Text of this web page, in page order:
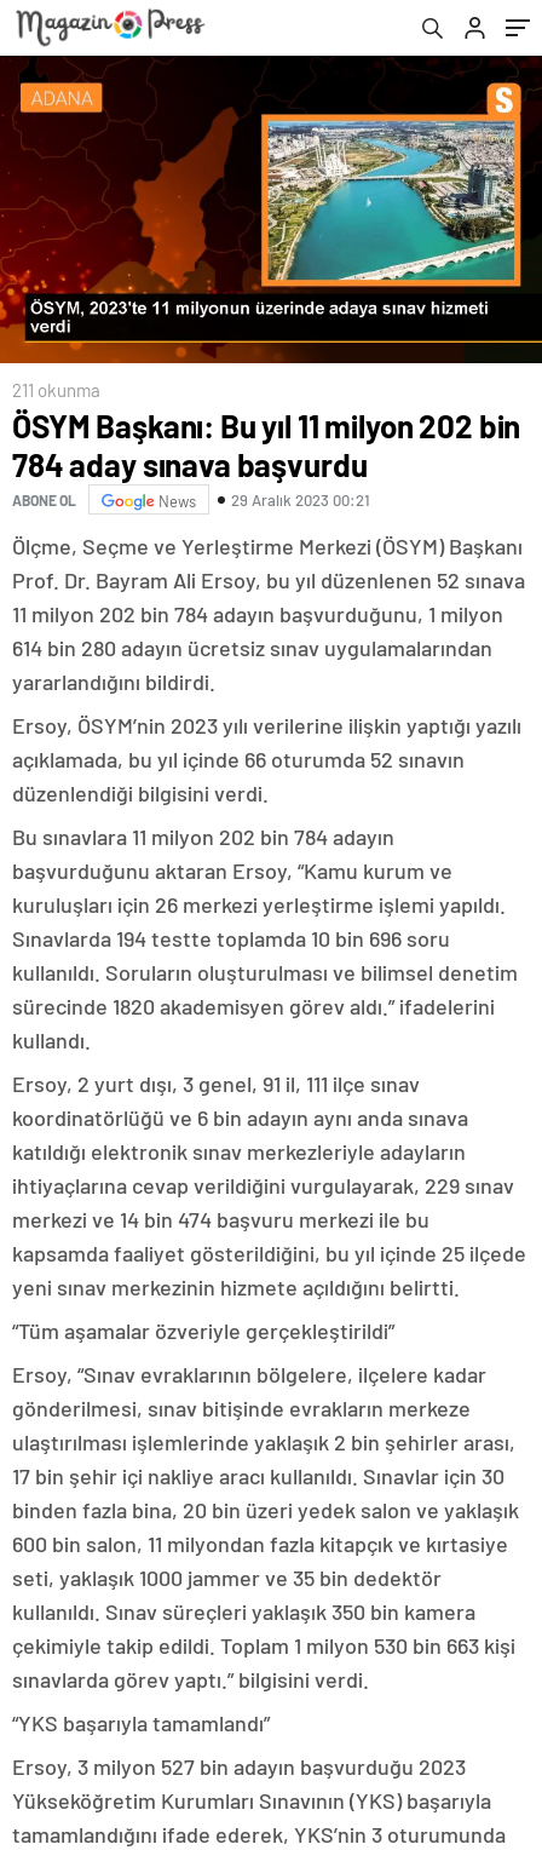
211 okunma
ÖSYM Başkanı: Bu yıl 11 milyon 202 bin
784 aday sınava başvurdu
ABONE OL News 29 Aralık 2023 00:21
Ölçme, Seçme ve Yerleştirme Merkezi (ÖSYM) Başkanı
Prof. Dr. Bayram Ali Ersoy, bu yıl düzenlenen 52 sınava
11 milyon 202 bin 784 adayın başvurduğunu, 1 milyon
614 bin 280 adayın ücretsiz sınav uygulamalarından
yararlandığını bildirdi.
Ersoy, ÖSYM’nin 2023 yılı verilerine ilişkin yaptığı yazılı
açıklamada, bu yıl içinde 66 oturumda 52 sınavın
düzenlendiği bilgisini verdi.
Bu sınavlara 11 milyon 202 bin 784 adayın
başvurduğunu aktaran Ersoy, “Kamu kurum ve
kuruluşları için 26 merkezi yerleştirme işlemi yapıldı.
Sınavlarda 194 testte toplamda 10 bin 696 soru
kullanıldı. Soruların oluşturulması ve bilimsel denetim
sürecinde 1820 akademisyen görev aldı.” ifadelerini
kullandı.
Ersoy, 2 yurt dışı, 3 genel, 91 il, 111 ilçe sınav
koordinatörlüğü ve 6 bin adayın aynı anda sınava
katıldığı elektronik sınav merkezleriyle adayların
ihtiyaçlarına cevap verildiğini vurgulayarak, 229 sınav
merkezi ve 14 bin 474 başvuru merkezi ile bu
kapsamda faaliyet gösterildiğini, bu yıl içinde 25 ilçede
yeni sınav merkezinin hizmete açıldığını belirtti.
“Tüm aşamalar özveriyle gerçekleştirildi”
Ersoy, “Sınav evraklarının bölgelere, ilçelere kadar
gönderilmesi, sınav bitişinde evrakların merkeze
ulaştırılması işlemlerinde yaklaşık 2 bin şehirler arası,
17 bin şehir içi nakliye aracı kullanıldı. Sınavlar için 30
binden fazla bina, 20 bin üzeri yedek salon ve yaklaşık
600 bin salon, 11 milyondan fazla kitapçık ve kırtasiye
seti, yaklaşık 1000 jammer ve 35 bin dedektör
kullanıldı. Sınav süreçleri yaklaşık 350 bin kamera
çekimiyle takip edildi. Toplam 1 milyon 530 bin 663 kişi
sınavlarda görev yaptı.” bilgisini verdi.
“YKS başarıyla tamamlandı”
Ersoy, 3 milyon 527 bin adayın başvurduğu 2023
Yükseköğretim Kurumları Sınavının (YKS) başarıyla
tamamlandığını ifade ederek, YKS’nin 3 oturumunda